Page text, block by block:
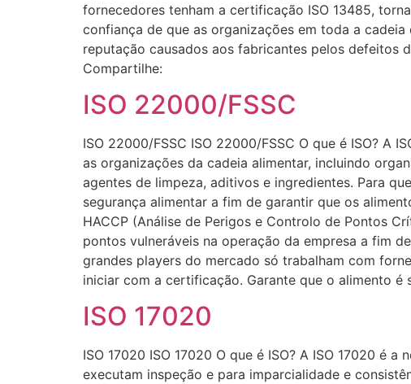
fornecedores tenham a certificação ISO 13485,
confiança de que as organizações em toda a
reputação causados aos fabricantes pelos defeitos
Compartilhe:
ISO 22000/FSSC
ISO 22000/FSSC ISO 22000/FSSC O que é ISO? A
as organizações da cadeia alimentar, incluindo
agentes de limpeza, aditivos e ingredientes. Para
segurança alimentar a fim de garantir que os
HACCP (Análise de Perigos e Controlo de Pontos
pontos vulneráveis na operação da empresa a fim
grandes players do mercado só trabalham com
iniciar com a certificação. Garante que o alimento
ISO 17020
ISO 17020 ISO 17020 O que é ISO? A ISO 17020 é
executam inspeção e para imparcialidade e